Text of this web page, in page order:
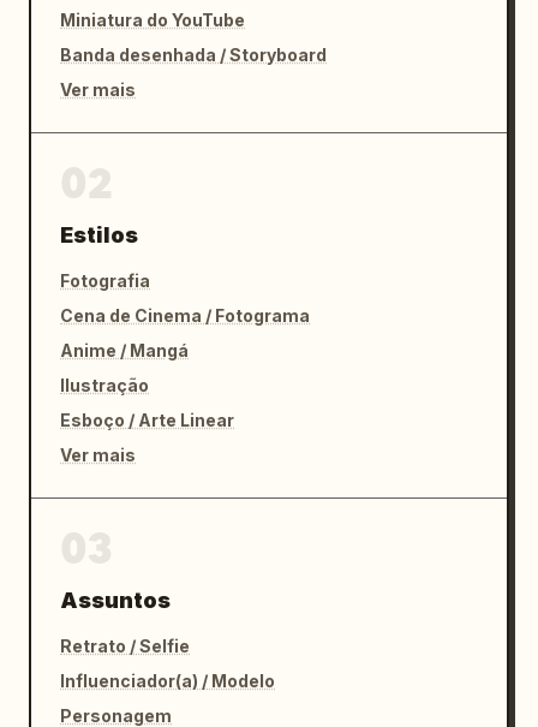
Miniatura do YouTube
Banda desenhada / Storyboard
Ver mais
Estilos
Fotografia
Cena de Cinema / Fotograma
Anime / Mangá
Ilustração
Esboço / Arte Linear
Ver mais
Assuntos
Retrato / Selfie
Influenciador(a) / Modelo
Personagem